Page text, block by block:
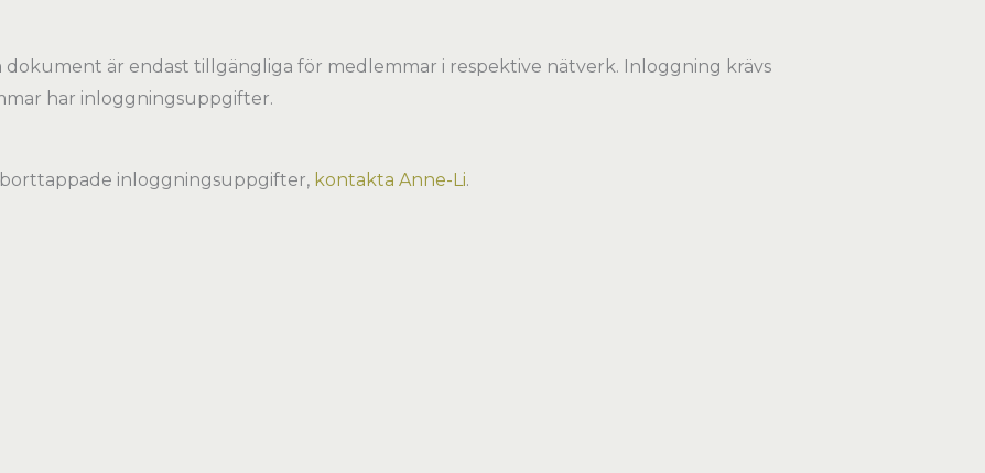
dokument är endast tillgängliga för medlemmar i respektive nätverk. Inloggning krävs
har inloggningsuppgifter.
inloggningsuppgifter, kontakta Anne-Li.